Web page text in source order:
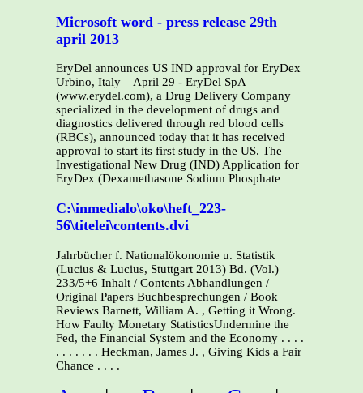
Microsoft word - press release 29th
april 2013
EryDel announces US IND approval for EryDex
Urbino, Italy – April 29 - EryDel SpA
(www.erydel.com), a Drug Delivery Company
specialized in the development of drugs and
diagnostics delivered through red blood cells
(RBCs), announced today that it has received
approval to start its first study in the US. The
Investigational New Drug (IND) Application for
EryDex (Dexamethasone Sodium Phosphate
C:\inmedialo\oko\heft_223-
56\titelei\contents.dvi
Jahrbücher f. Nationalökonomie u. Statistik
(Lucius & Lucius, Stuttgart 2013) Bd. (Vol.)
233/5+6 Inhalt / Contents Abhandlungen /
Original Papers Buchbesprechungen / Book
Reviews Barnett, William A. , Getting it Wrong.
How Faulty Monetary StatisticsUndermine the
Fed, the Financial System and the Economy . . . .
. . . . . . . Heckman, James J. , Giving Kids a Fair
Chance . . . .